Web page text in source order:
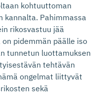
kohtuuttoman
kannalta. Pahimmassa
rikosvastuu jää
pidemmän päälle iso
tunnetun luottamuksen
tehtävän
ongelmat liittyvät
sekä